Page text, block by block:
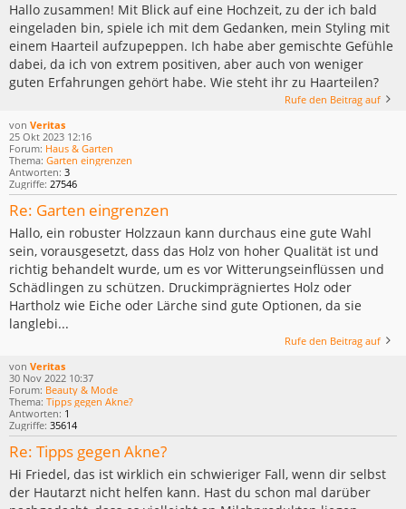
Hallo zusammen! Mit Blick auf eine Hochzeit, zu der ich bald
eingeladen bin, spiele ich mit dem Gedanken, mein Styling mit
einem Haarteil aufzupeppen. Ich habe aber gemischte Gefühle
dabei, da ich von extrem positiven, aber auch von weniger
guten Erfahrungen gehört habe. Wie steht ihr zu Haarteilen?
Rufe den Beitrag auf
von Veritas
25 Okt 2023 12:16
Forum: Haus & Garten
Thema: Garten eingrenzen
Antworten: 3
Zugriffe: 27546
Re: Garten eingrenzen
Hallo, ein robuster Holzzaun kann durchaus eine gute Wahl
sein, vorausgesetzt, dass das Holz von hoher Qualität ist und
richtig behandelt wurde, um es vor Witterungseinflüssen und
Schädlingen zu schützen. Druckimprägniertes Holz oder
Hartholz wie Eiche oder Lärche sind gute Optionen, da sie
langlebi...
Rufe den Beitrag auf
von Veritas
30 Nov 2022 10:37
Forum: Beauty & Mode
Thema: Tipps gegen Akne?
Antworten: 1
Zugriffe: 35614
Re: Tipps gegen Akne?
Hi Friedel, das ist wirklich ein schwieriger Fall, wenn dir selbst
der Hautarzt nicht helfen kann. Hast du schon mal darüber